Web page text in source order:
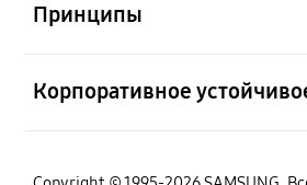
Принципы
Корпоративное